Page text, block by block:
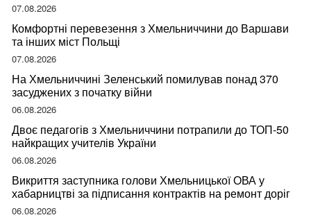
07.08.2026
Комфортні перевезення з Хмельниччини до Варшави
та інших міст Польщі
07.08.2026
На Хмельниччині Зеленський помилував понад 370
засуджених з початку війни
06.08.2026
Двоє педагогів з Хмельниччини потрапили до ТОП-50
найкращих учителів України
06.08.2026
Викриття заступника голови Хмельницької ОВА у
хабарництві за підписання контрактів на ремонт доріг
06.08.2026